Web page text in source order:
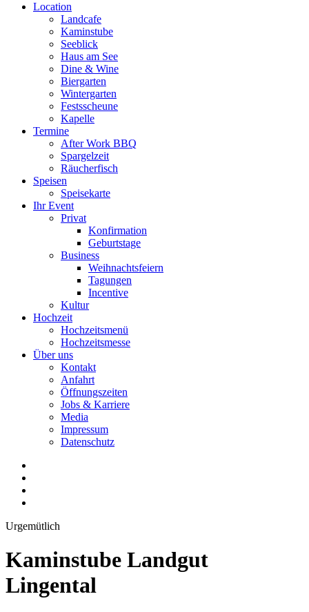
Location
Landcafe
Kaminstube
Seeblick
Haus am See
Dine & Wine
Biergarten
Wintergarten
Festsscheune
Kapelle
Termine
After Work BBQ
Spargelzeit
Räucherfisch
Speisen
Speisekarte
Ihr Event
Privat
Konfirmation
Geburtstage
Business
Weihnachtsfeiern
Tagungen
Incentive
Kultur
Hochzeit
Hochzeitsmenü
Hochzeitsmesse
Über uns
Kontakt
Anfahrt
Öffnungszeiten
Jobs & Karriere
Media
Impressum
Datenschutz
Urgemütlich
Kaminstube Landgut
Lingental